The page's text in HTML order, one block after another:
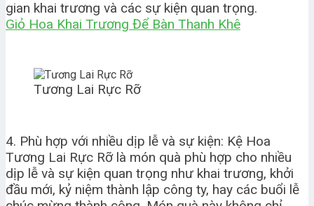
gian khai trương và các sự kiện quan trọng.
Giỏ Hoa Khai Trương Để Bàn Thanh Khê
Tương Lai Rực Rỡ
4. Phù hợp với nhiều dịp lễ và sự kiện: Kệ Hoa
Tương Lai Rực Rỡ là món quà phù hợp cho nhiều
dịp lễ và sự kiện quan trọng như khai trương, khởi
đầu mới, kỷ niệm thành lập công ty, hay các buổi lễ